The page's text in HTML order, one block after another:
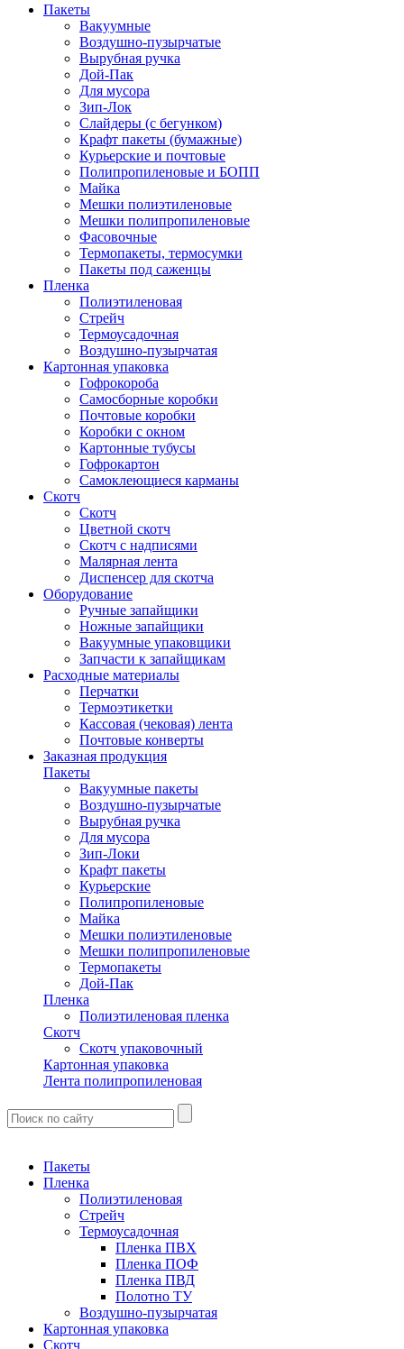
Пакеты
Вакуумные
Воздушно-пузырчатые
Вырубная ручка
Дой-Пак
Для мусора
Зип-Лок
Слайдеры (с бегунком)
Крафт пакеты (бумажные)
Курьерские и почтовые
Полипропиленовые и БОПП
Майка
Мешки полиэтиленовые
Мешки полипропиленовые
Фасовочные
Термопакеты, термосумки
Пакеты под саженцы
Пленка
Полиэтиленовая
Стрейч
Термоусадочная
Воздушно-пузырчатая
Картонная упаковка
Гофрокороба
Самосборные коробки
Почтовые коробки
Коробки с окном
Картонные тубусы
Гофрокартон
Самоклеющиеся карманы
Скотч
Скотч
Цветной скотч
Скотч с надписями
Малярная лента
Диспенсер для скотча
Оборудование
Ручные запайщики
Ножные запайщики
Вакуумные упаковщики
Запчасти к запайщикам
Расходные материалы
Перчатки
Термоэтикетки
Кассовая (чековая) лента
Почтовые конверты
Заказная продукция
Пакеты
Вакуумные пакеты
Воздушно-пузырчатые
Вырубная ручка
Для мусора
Зип-Локи
Крафт пакеты
Курьерские
Полипропиленовые
Майка
Мешки полиэтиленовые
Мешки полипропиленовые
Термопакеты
Дой-Пак
Пленка
Полиэтиленовая пленка
Скотч
Скотч упаковочный
Картонная упаковка
Лента полипропиленовая
Пакеты
Пленка
Полиэтиленовая
Стрейч
Термоусадочная
Пленка ПВХ
Пленка ПОФ
Пленка ПВД
Полотно ТУ
Воздушно-пузырчатая
Картонная упаковка
Скотч